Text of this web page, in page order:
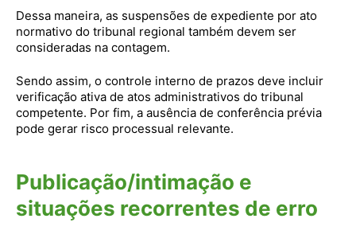
Dessa maneira, as suspensões de expediente por ato
normativo do tribunal regional também devem ser
consideradas na contagem.
Sendo assim, o controle interno de prazos deve incluir
verificação ativa de atos administrativos do tribunal
competente. Por fim, a ausência de conferência prévia
pode gerar risco processual relevante.
Publicação/intimação e
situações recorrentes de erro